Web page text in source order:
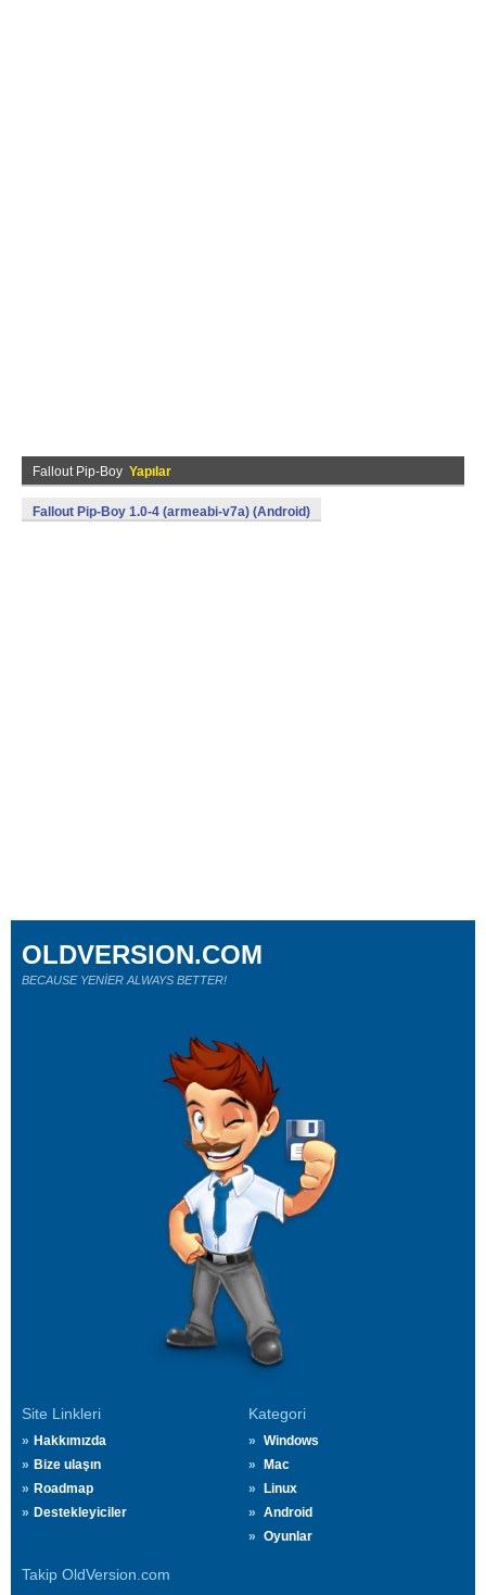
Fallout Pip-Boy Yapılar
Fallout Pip-Boy 1.0-4 (armeabi-v7a) (Android)
Site Linkleri
Hakkımızda
Bize ulaşın
Roadmap
Destekleyiciler
Kategori
Windows
Mac
Linux
Android
Oyunlar
Takip OldVersion.com
OLDVERSION.COM
BECAUSE YENİER ALWAYS BETTER!